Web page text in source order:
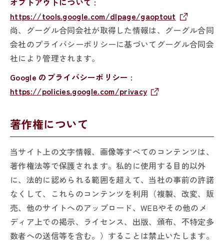
https://tools.google.com/dlpage/gaoptout
尚、グーグル合同会社が取得した情報は、グーグル合同
会社のプライバシーポリシーに基づいてグーグル合同会
社により管理されます。
Google のプライバシーポリシー :
https://policies.google.com/privacy
著作権について
当サイト上の文字情報、画像等すべてのコンテンツは、
著作権法等で保護されます。私的に使用する目的以外
に、法的に認められる範囲を超えて、当社の事前の許諾
なくして、これらのコンテンツを利用（複製、改変、販
売、他のサイトへのアップロード、WEBやその他のメ
ディア上での掲示、ライセンス、出版、頒布、不特定多
数者への送信等を含む。）することは禁止いたします。